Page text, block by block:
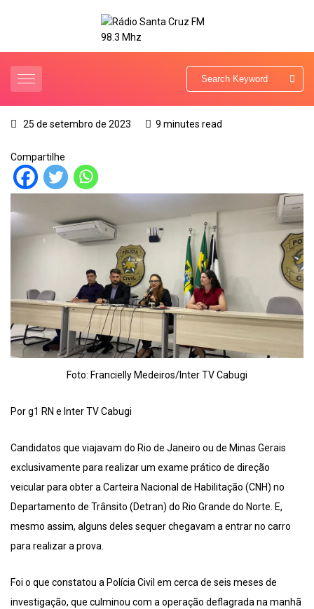
25 de setembro de 2023 9 minutes read
Compartilhe
Foto: Francielly Medeiros/Inter TV Cabugi
Por g1 RN e Inter TV Cabugi
Candidatos que viajavam do Rio de Janeiro ou de Minas Gerais
exclusivamente para realizar um exame prático de direção
veicular para obter a Carteira Nacional de Habilitação (CNH) no
Departamento de Trânsito (Detran) do Rio Grande do Norte. E,
mesmo assim, alguns deles sequer chegavam a entrar no carro
para realizar a prova.
Foi o que constatou a Polícia Civil em cerca de seis meses de
investigação, que culminou com a operação deflagrada na manhã